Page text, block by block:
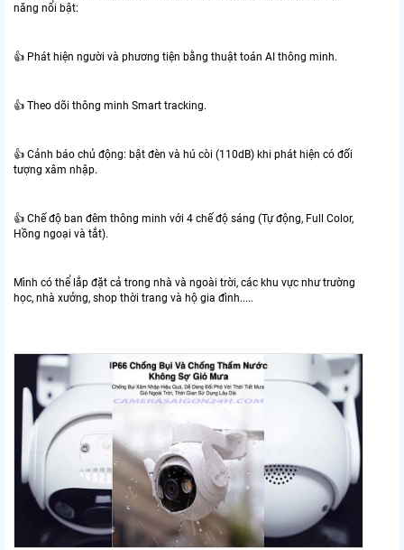
năng nổi bật:
👍 Phát hiện người và phương tiện bằng thuật toán AI thông minh.
👍 Theo dõi thông minh Smart tracking.
👍 Cảnh báo chủ động: bật đèn và hú còi (110dB) khi phát hiện có đối
tượng xâm nhập.
👍 Chế độ ban đêm thông minh với 4 chế độ sáng (Tự động, Full Color,
Hồng ngoại và tắt).
Mình có thể lắp đặt cả trong nhà và ngoài trời, các khu vực như trường
học, nhà xưởng, shop thời trang và hộ gia đình.....